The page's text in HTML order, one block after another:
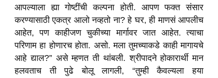
आपल्याला ह्या गोष्टींची कल्पना होती. आपण फक्त संसार
करण्यासाठी एकत्र आलो नव्हतो ना? हे घर, ही माणसं आपलीच
आहेत, पण काहीजण चुकीच्या मार्गावर जात आहेत. त्याचा
परिणाम हा होणारच होता. असो. मला तुमच्याकडे काही मागायचे
आहे द्याल?” असे म्हणत ती थांबली. श्रीपादने होकारार्थी मान
हलवताच ती पुढे बोलू लागली, “तुम्ही कैवल्यला हया